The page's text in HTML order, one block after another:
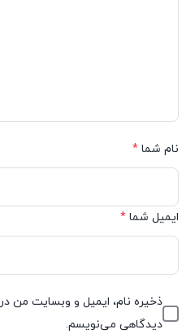
نام شما *
ایمیل شما *
ذخیره نام، ایمیل و وبسایت من در
دیدگاهی می‌نویسم.